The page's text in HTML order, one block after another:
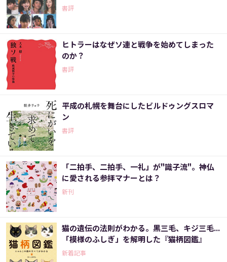
書評
ヒトラーはなぜソ連と戦争を始めてしまった
のか？
書評
平成の札幌を舞台にしたビルドゥングスロマ
ン
書評
「二拍手、二拍手、一礼」が"識子流"。神仏
に愛される参拝マナーとは？
新刊
猫の遺伝の法則がわかる。黒三毛、キジ三毛...
「模様のふしぎ」を解明した『猫柄図鑑』
新着記事